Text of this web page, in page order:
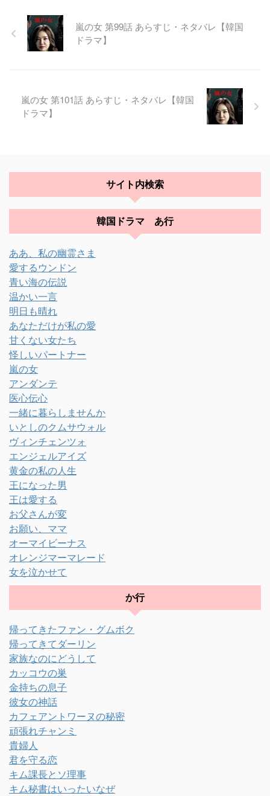
嵐の女 第99話 あらすじ・ネタバレ【韓国
ドラマ】
嵐の女 第101話 あらすじ・ネタバレ【韓国
ドラマ】
サイト内検索
韓国ドラマ あ行
ああ、私の幽霊さま
愛するウンドン
青い海の伝説
温かい一言
明日も晴れ
あなただけが私の愛
甘くない女たち
怪しいパートナー
嵐の女
アンダンテ
医心伝心
一緒に暮らしませんか
いとしのクムサウォル
ヴィンチェンツォ
エンジェルアイズ
黄金の私の人生
王になった男
王は愛する
お父さんが変
お願い、ママ
オーマイビーナス
オレンジマーマレード
女を泣かせて
か行
帰ってきたファン・グムボク
帰ってきてダーリン
家族なのにどうして
カッコウの巣
金持ちの息子
彼女の神話
カフェアントワーヌの秘密
頑張れチャンミ
貴婦人
君を守る恋
キム課長とソ理事
キム秘書はいったいなぜ